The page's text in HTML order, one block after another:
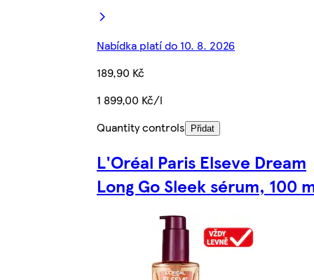
Nabídka platí do 10. 8. 2026
189,90 Kč
1 899,00 Kč/l
Quantity controls
Přidat
L'Oréal Paris Elseve Dream
Long Go Sleek sérum, 100